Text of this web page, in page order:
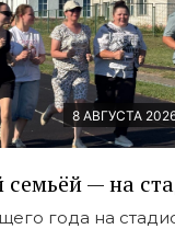
8 АВГУСТА
семьёй — на
года на